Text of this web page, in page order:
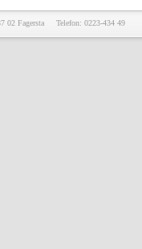
02 Fagersta Telefon: 0223-434 49